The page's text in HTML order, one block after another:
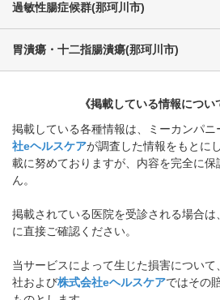
過敏性腸症候群(那珂川市)
胃潰瘍・十二指腸潰瘍(那珂川市)
《掲載している情報につい
掲載している各種情報は、ミーカンパニ
社eヘルスケアが調査した情報をもとに
載に努めておりますが、内容を完全に
ん。
掲載されている医院を受診される場合
に直接ご確認ください。
当サービスによって生じた損害につい
社および株式会社eヘルスケアではその